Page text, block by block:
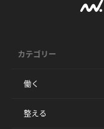
カテゴリー
働く
整える